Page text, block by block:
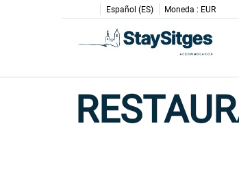
Español (ES) Moneda : EUR